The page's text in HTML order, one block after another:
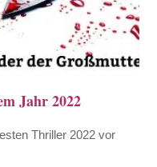
Jahr 2022
Thriller 2022 vor